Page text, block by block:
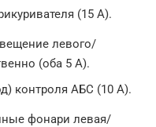
(15 А).
левого/
(оба 5 А).
контроля АБC (10 А).
фонари левая/